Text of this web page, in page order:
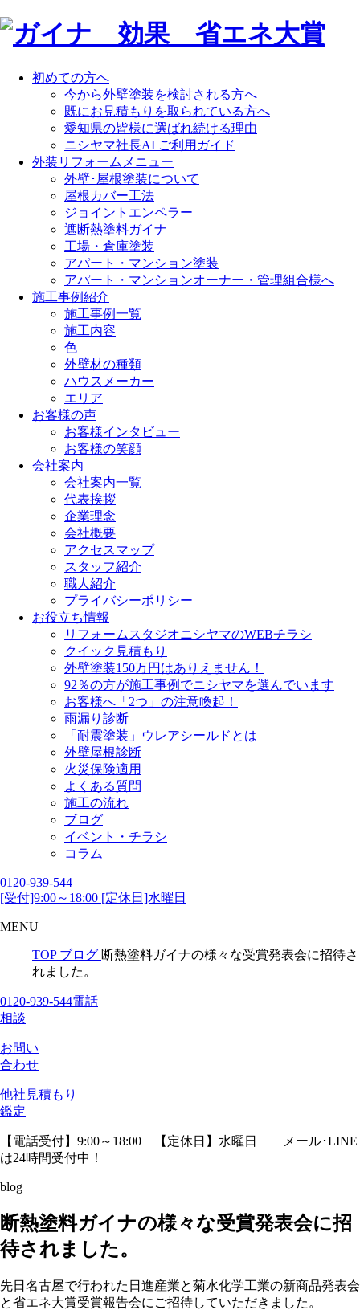
初めての方へ
今から外壁塗装を検討される方へ
既にお見積もりを取られている方へ
愛知県の皆様に選ばれ続ける理由
ニシヤマ社長AI ご利用ガイド
外装リフォームメニュー
外壁･屋根塗装について
屋根カバー工法
ジョイントエンペラー
遮断熱塗料ガイナ
工場・倉庫塗装
アパート・マンション塗装
アパート・マンションオーナー・管理組合様へ
施工事例紹介
施工事例一覧
施工内容
色
外壁材の種類
ハウスメーカー
エリア
お客様の声
お客様インタビュー
お客様の笑顔
会社案内
会社案内一覧
代表挨拶
企業理念
会社概要
アクセスマップ
スタッフ紹介
職人紹介
プライバシーポリシー
お役立ち情報
リフォームスタジオニシヤマのWEBチラシ
クイック見積もり
外壁塗装150万円はありえません！
92％の方が施工事例でニシヤマを選んでいます
お客様へ「2つ」の注意喚起！
雨漏り診断
「耐震塗装」ウレアシールドとは
外壁屋根診断
火災保険適用
よくある質問
施工の流れ
ブログ
イベント・チラシ
コラム
0120-939-544
[受付]9:00～18:00 [定休日]水曜日
MENU
TOP ブログ 断熱塗料ガイナの様々な受賞発表会に招待さ
れました。
0120-939-544電話
相談
お問い
合わせ
他社見積もり
鑑定
【電話受付】9:00～18:00 【定休日】水曜日
メール･LINE
は24時間受付中！
blog
断熱塗料ガイナの様々な受賞発表会に招
待されました。
先日名古屋で行われた日進産業と菊水化学工業の新商品発表会
と省エネ大賞受賞報告会にご招待していただきました。